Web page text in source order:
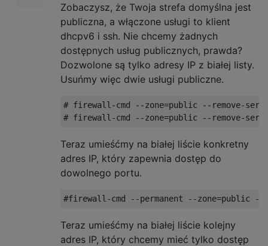
Zobaczysz, że Twoja strefa domyślna jest
publiczna, a włączone usługi to klient
dhcpv6 i ssh. Nie chcemy żadnych
dostępnych usług publicznych, prawda?
Dozwolone są tylko adresy IP z białej listy.
Usuńmy więc dwie usługi publiczne.
# firewall-cmd --zone=public --remove-
Teraz umieśćmy na białej liście konkretny
adres IP, który zapewnia dostęp do
dowolnego portu.
Teraz umieśćmy na białej liście kolejny
adres IP, który chcemy mieć tylko dostęp